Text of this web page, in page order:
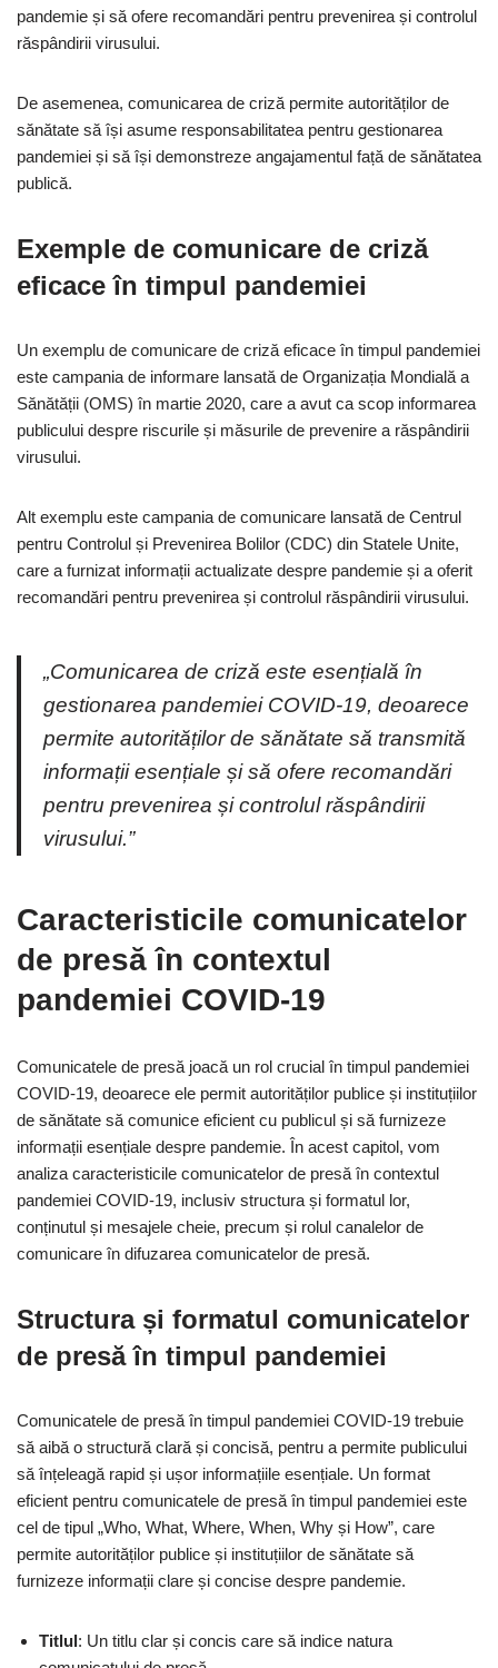
pandemie și să ofere recomandări pentru prevenirea și controlul
răspândirii virusului.
De asemenea, comunicarea de criză permite autorităților de
sănătate să își asume responsabilitatea pentru gestionarea
pandemiei și să își demonstreze angajamentul față de sănătatea
publică.
Exemple de comunicare de criză
eficace în timpul pandemiei
Un exemplu de comunicare de criză eficace în timpul pandemiei
este campania de informare lansată de Organizația Mondială a
Sănătății (OMS) în martie 2020, care a avut ca scop informarea
publicului despre riscurile și măsurile de prevenire a răspândirii
virusului.
Alt exemplu este campania de comunicare lansată de Centrul
pentru Controlul și Prevenirea Bolilor (CDC) din Statele Unite,
care a furnizat informații actualizate despre pandemie și a oferit
recomandări pentru prevenirea și controlul răspândirii virusului.
„Comunicarea de criză este esențială în
gestionarea pandemiei COVID-19, deoarece
permite autorităților de sănătate să transmită
informații esențiale și să ofere recomandări
pentru prevenirea și controlul răspândirii
virusului.”
Caracteristicile comunicatelor
de presă în contextul
pandemiei COVID-19
Comunicatele de presă joacă un rol crucial în timpul pandemiei
COVID-19, deoarece ele permit autorităților publice și instituțiilor
de sănătate să comunice eficient cu publicul și să furnizeze
informații esențiale despre pandemie. În acest capitol, vom
analiza caracteristicile comunicatelor de presă în contextul
pandemiei COVID-19, inclusiv structura și formatul lor,
conținutul și mesajele cheie, precum și rolul canalelor de
comunicare în difuzarea comunicatelor de presă.
Structura și formatul comunicatelor
de presă în timpul pandemiei
Comunicatele de presă în timpul pandemiei COVID-19 trebuie
să aibă o structură clară și concisă, pentru a permite publicului
să înțeleagă rapid și ușor informațiile esențiale. Un format
eficient pentru comunicatele de presă în timpul pandemiei este
cel de tipul „Who, What, Where, When, Why și How”, care
permite autorităților publice și instituțiilor de sănătate să
furnizeze informații clare și concise despre pandemie.
Titlul: Un titlu clar și concis care să indice natura